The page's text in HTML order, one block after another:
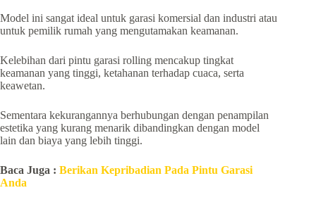
Model ini sangat ideal untuk garasi komersial dan industri atau
untuk pemilik rumah yang mengutamakan keamanan.
Kelebihan dari pintu garasi rolling mencakup tingkat
keamanan yang tinggi, ketahanan terhadap cuaca, serta
keawetan.
Sementara kekurangannya berhubungan dengan penampilan
estetika yang kurang menarik dibandingkan dengan model
lain dan biaya yang lebih tinggi.
Baca Juga : Berikan Kepribadian Pada Pintu Garasi
Anda